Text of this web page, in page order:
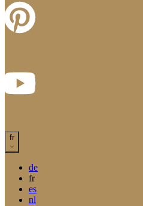
fr
de
fr
es
nl